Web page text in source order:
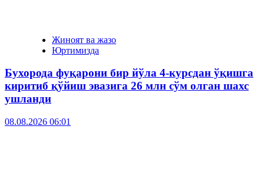
Жиноят ва жазо
Юртимизда
Бухорода фуқарони бир йўла 4-курсдан ўқишга
киритиб қўйиш эвазига 26 млн сўм олган шахс
ушланди
08.08.2026 06:01